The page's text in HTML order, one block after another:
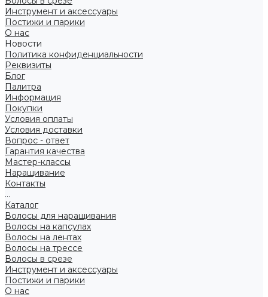
Инструмент и аксессуары
Постижи и парики
О нас
Новости
Политика конфиденциальности
Реквизиты
Блог
Палитра
Информация
Покупки
Условия оплаты
Условия доставки
Вопрос - ответ
Гарантия качества
Мастер-классы
Наращивание
Контакты
...
Каталог
Волосы для наращивания
Волосы на капсулах
Волосы на лентах
Волосы на трессе
Волосы в срезе
Инструмент и аксессуары
Постижи и парики
О нас